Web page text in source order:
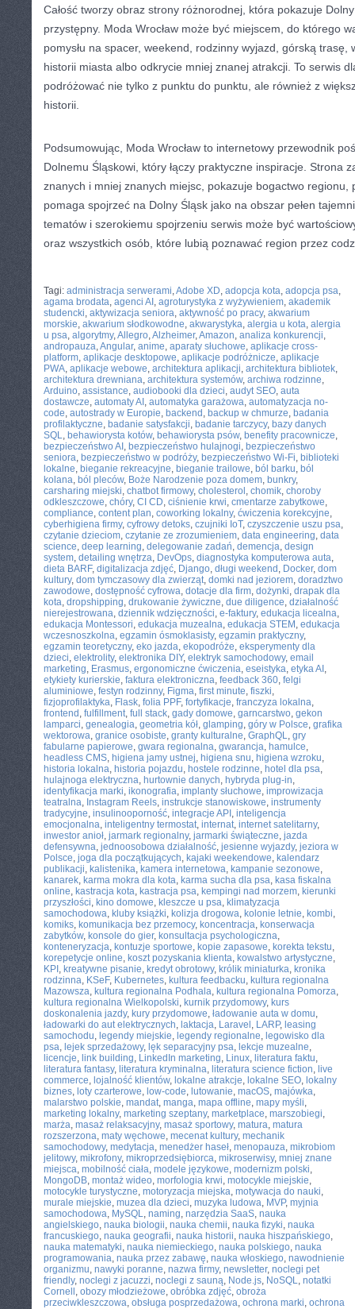
Całość tworzy obraz strony różnorodnej, która pokazuje
przystępny. Moda Wrocław może być miejscem, do którego
pomysłu na spacer, weekend, rodzinny wyjazd, górską trasę,
historii miasta albo odkrycie mniej znanej atrakcji. To serwis
podróżować nie tylko z punktu do punktu, ale również z
historii.
Podsumowując, Moda Wrocław to internetowy przewodnik
Dolnemu Śląskowi, który łączy praktyczne inspiracje. Strona
znanych i mniej znanych miejsc, pokazuje bogactwo regionu,
pomaga spojrzeć na Dolny Śląsk jako na obszar pełen
tematów i szerokiemu spojrzeniu serwis może być
oraz wszystkich osób, które lubią poznawać region przez
Tagi: administracja serwerami,Adobe XD, adopcja kota, adopcja psa,
agama brodata, agenci AI , agroturystyka z wyżywieniem, akademik
studencki, aktywizacja seniora, aktywność po pracy, akwarium
morskie, akwarium słodkowodne, akwarystyka, alergia u kota, alergia
u psa, algorytmy,Allegro,Alzheimer,Amazon, analiza konkurencji,
andropauza,Angular, anime, aparaty słuchowe, aplikacje cross-
platform, aplikacje desktopowe, aplikacje podróżnicze, aplikacje
PWA, aplikacje webowe, architektura aplikacji, architektura bibliotek,
architektura drewniana, architektura systemów, archiwa rodzinne,
Arduino, assistance, audiobooki dla dzieci, audyt SEO, auta
dostawcze, automaty AI , automatyka garażowa, automatyzacja no-
code, autostrady w Europie, backend , backup w chmurze, badania
profilaktyczne, badanie satysfakcji, badanie tarczycy, bazy danych
SQL, behawiorysta kotów, behawiorysta psów, benefity pracownicze,
bezpieczeństwo AI , bezpieczeństwo hulajnogi, bezpieczeństwo
seniora, bezpieczeństwo w podróży, bezpieczeństwo Wi-Fi, biblioteki
lokalne, bieganie rekreacyjne, bieganie trailowe, ból barku, ból
kolana, ból pleców, Boże Narodzenie poza domem, bunkry,
carsharing miejski, chatbot firmowy, cholesterol , chomik, choroby
odkleszczowe, chóry, CI CD, ciśnienie krwi, cmentarze zabytkowe,
compliance, content plan, coworking lokalny, ćwiczenia korekcyjne,
cyberhigiena firmy, cyfrowy detoks, czujniki IoT, czyszczenie uszu psa,
czytanie dzieciom, czytanie ze zrozumieniem, data engineering, data
science, deep learning, delegowanie zadań, demencja, design
system, detailing wnętrza, DevOps, diagnostyka komputerowa auta,
dieta BARF, digitalizacja zdjęć, Django, długi weekend , Docker, dom
kultury, dom tymczasowy dla zwierząt, domki nad jeziorem, doradztwo
zawodowe, dostępność cyfrowa, dotacje dla firm, dożynki, drapak dla
kota, dropshipping, drukowanie żywiczne, due diligence, działalność
nierejestrowana, dziennik wdzięczności, e-faktury, edukacja licealna,
edukacja Montessori, edukacja muzealna, edukacja STEM , edukacja
wczesnoszkolna, egzamin ósmoklasisty, egzamin praktyczny,
egzamin teoretyczny, eko jazda, ekopodróże, eksperymenty dla
dzieci, elektrolity, elektronika DIY, elektryk samochodowy, email
marketing, Erasmus, ergonomiczne ćwiczenia, eseistyka, etyka AI ,
etykiety kurierskie, faktura elektroniczna, feedback 360, felgi
aluminiowe, festyn rodzinny, Figma, first minute, fiszki,
fizjoprofilaktyka, Flask, folia PPF, fortyfikacje, franczyza lokalna,
frontend , fulfillment, full stack, gady domowe, garncarstwo, gekon
lamparci, genealogia, geometria kół, glamping, góry w Polsce, grafika
wektorowa, granice osobiste, granty kulturalne, GraphQL, gry
fabularne papierowe, gwara regionalna, gwarancja, hamulce,
headless CMS, higiena jamy ustnej, higiena snu, higiena wzroku,
historia lokalna, historia pojazdu, hostele rodzinne, hotel dla psa,
hulajnoga elektryczna, hurtownie danych, hybryda plug-in,
identyfikacja marki, ikonografia, implanty słuchowe, improwizacja
teatralna, Instagram Reels, instrukcje stanowiskowe, instrumenty
tradycyjne, insulinooporność, integracje API , inteligencja
emocjonalna, inteligentny termostat, internat, internet satelitarny,
inwestor anioł, jarmark regionalny, jarmarki świąteczne, jazda
defensywna, jednoosobowa działalność, jesienne wyjazdy, jeziora w
Polsce, joga dla początkujących, kajaki weekendowe, kalendarz
publikacji, kalistenika, kamera internetowa, kampanie sezonowe,
kanarek, karma mokra dla kota, karma sucha dla psa, kasa fiskalna
online, kastracja kota, kastracja psa, kempingi nad morzem, kierunki
przyszłości, kino domowe, kleszcze u psa, klimatyzacja
samochodowa, kluby książki, kolizja drogowa, kolonie letnie, kombi,
komiks, komunikacja bez przemocy, koncentracja, konserwacja
zabytków, konsole do gier, konsultacja psychologiczna,
konteneryzacja, kontuzje sportowe, kopie zapasowe, korekta tekstu,
korepetycje online, koszt pozyskania klienta, kowalstwo artystyczne,
KPI , kreatywne pisanie, kredyt obrotowy, królik miniaturka, kronika
rodzinna, KSeF, Kubernetes, kultura feedbacku, kultura regionalna
Mazowsza, kultura regionalna Podhala, kultura regionalna Pomorza,
kultura regionalna Wielkopolski, kurnik przydomowy, kurs
doskonalenia jazdy, kury przydomowe, ładowanie auta w domu,
ładowarki do aut elektrycznych, laktacja, Laravel , LARP, leasing
samochodu, legendy miejskie, legendy regionalne, legowisko dla
psa, lejek sprzedażowy, lęk separacyjny psa, lekcje muzealne,
licencje, link building, LinkedIn marketing, Linux, literatura faktu,
literatura fantasy, literatura kryminalna, literatura science fiction, live
commerce, lojalność klientów, lokalne atrakcje, lokalne SEO, lokalny
biznes, loty czarterowe, low-code, lutowanie, macOS, majówka,
malarstwo polskie, mandat, manga, mapa offline, mapy myśli,
marketing lokalny, marketing szeptany, marketplace, marszobiegi,
marża, masaż relaksacyjny, masaż sportowy, matura, matura
rozszerzona, maty węchowe, mecenat kultury, mechanik
samochodowy, medytacja, menedżer haseł, menopauza, mikrobiom
jelitowy, mikrofony, mikroprzedsiębiorca, mikroserwisy, mniej znane
miejsca, mobilność ciała, modele językowe, modernizm polski,
MongoDB, montaż wideo, morfologia krwi, motocykle miejskie,
motocykle turystyczne, motoryzacja miejska, motywacja do nauki,
murale miejskie, muzea dla dzieci, muzyka ludowa, MVP, myjnia
samochodowa, MySQL, naming, narzędzia SaaS, nauka
angielskiego, nauka biologii, nauka chemii, nauka fizyki, nauka
francuskiego, nauka geografii, nauka historii, nauka hiszpańskiego,
nauka matematyki, nauka niemieckiego, nauka polskiego, nauka
programowania, nauka przez zabawę, nauka włoskiego, nawodnienie
organizmu, nawyki poranne, nazwa firmy, newsletter, noclegi pet
friendly, noclegi z jacuzzi, noclegi z sauną, Node.js, NoSQL, notatki
Cornell , obozy młodzieżowe, obróbka zdjęć, obroża
przeciwkleszczowa, obsługa posprzedażowa, ochrona marki, ochrona